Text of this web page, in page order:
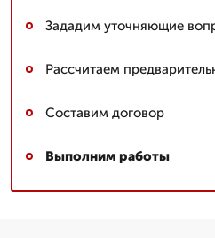
Зададим уточняющие
Рассчитаем
Составим договор
Выполним работы